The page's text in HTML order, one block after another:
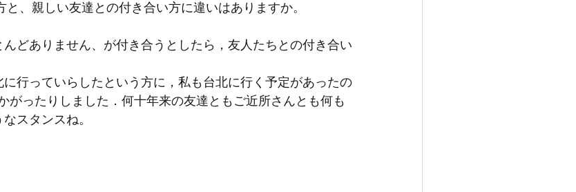
け住宅 サ高住
、親しい友達との付き合い方に違いはありますか。
どありません、が付き合うとしたら，友人たちとの付き合い
行っていらしたという方に，私も台北に行く予定があったの
がったりしました．何十年来の友達ともご近所さんとも何も
スタンスね。